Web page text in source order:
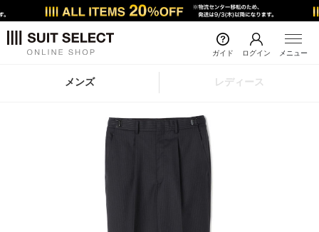
ガイド ログイン メニュー
メンズ レディース